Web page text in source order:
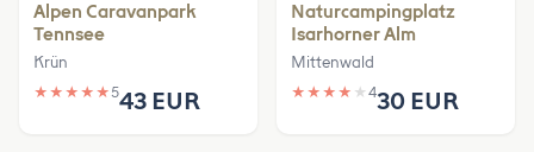
Alpen Caravanpark
Tennsee
Krün
★ ★ ★ ★ ★543 EUR
Naturcampingplatz
Isarhorner Alm
Mittenwald
★ ★ ★ ★ ★ 430 EUR